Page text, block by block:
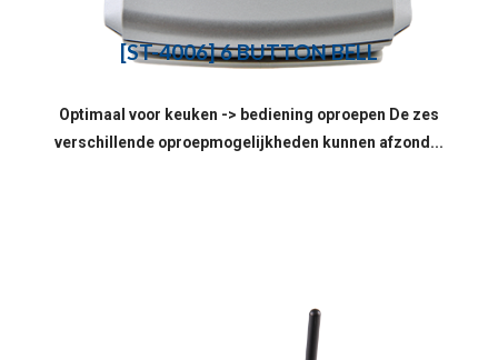
[ST-4006] 6 BUTTON BELL
Optimaal voor keuken -> bediening oproepen De zes
verschillende oproepmogelijkheden kunnen afzond...